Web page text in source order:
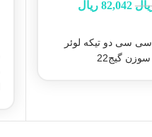
82,042 ریال
سرنگ 5 سی سی دو تیکه لوئر
گیج22